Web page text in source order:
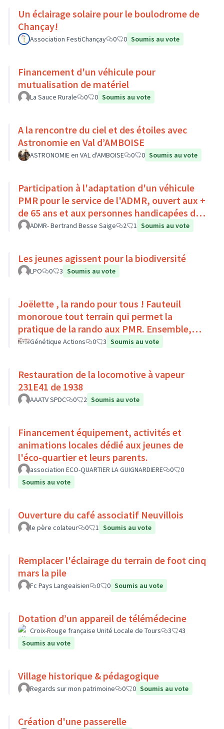
Un éclairage solaire pour le boulodrome de
Chançay!
Association FestiChançay 0 0 Soumis au vote
Financement d'un véhicule pour
mutualisation de matériel
La Sauce Rurale 0 0 Soumis au vote
A la rencontre du ciel et des étoiles avec
Astronomie en Val d’AMBOISE
ASTRONOMIE en VAL d'AMBOISE 0 0 Soumis au vote
Participation à l'adaptation d'un véhicule
PMR pour le service de l'ADMR, ouvert aux +
de 65 ans et aux personnes handicapées du
Pays Loire-Touraine.
ADMR- Bertrand Besse Saige 2 1 Soumis au vote
Les jeunes agissent pour la biodiversité
LPO 0 3 Soumis au vote
Joëlette , la rando pour tous ! Fauteuil
monoroue tout terrain qui permet la
pratique de la rando aux PMR. Ensemble,
faisons du sport :)
Génétique Actions 0 3 Soumis au vote
Restauration de la locomotive à vapeur
231E41 de 1938
AAATV SPDC 0 2 Soumis au vote
Financement équipement, activités et
animations locales dédié aux jeunes de
l'éco-quartier et leurs parents.
association ECO-QUARTIER LA GUIGNARDIERE 0
0
Soumis au vote
Ouverture du café associatif Neuvillois
le père colateur 0 1 Soumis au vote
Remplacer l'éclairage du terrain de foot cinq
mars la pile
Fc Pays Langeaisien 0 0 Soumis au vote
Dotation d’un appareil de télémédecine
Croix-Rouge française Unité Locale de Tours 3
43
Soumis au vote
Village historique & pédagogique
Regards sur mon patrimoine 0 0 Soumis au vote
Création d'une passerelle